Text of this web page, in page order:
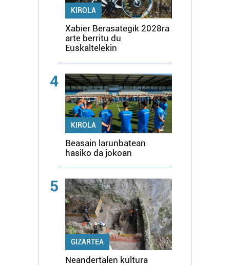
KIROLA
Xabier Berasategik 2028ra
arte berritu du
Euskaltelekin
4
KIROLA
Beasain larunbatean
hasiko da jokoan
5
GIZARTEA
Neandertalen kultura